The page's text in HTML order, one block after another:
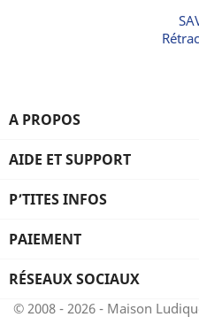
A PROPOS
AIDE ET SUPPORT
P’TITES INFOS
PAIEMENT
RÉSEAUX SOCIAUX
© 2008 - 2026 - Maison